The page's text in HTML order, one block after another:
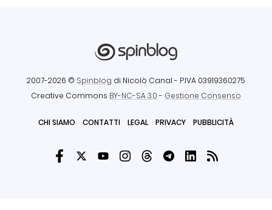
2007-2026 © Spinblog di Nicolò Canal - P.IVA 03919360275
Creative Commons BY-NC-SA 3.0- Gestione Consenso
CHI SIAMO CONTATTI LEGAL PRIVACY PUBBLICITÀ